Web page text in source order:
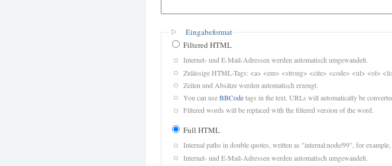
Eingabeformat
Filtered HTML
Internet- und E-Mail-Adressen werden automatisch umgewandelt.
Zulässige HTML-Tags: <a> <em> <strong> <cite> <code> <ul> <ol>
Zeilen und Absätze werden automatisch erzeugt.
You can useBBCodetags in the text. URLs will automatically be
Filtered words will be replaced with the filtered version of the word.
Full HTML
Internal paths in double quotes, written as "internal:node/99", for
Internet- und E-Mail-Adressen werden automatisch umgewandelt.